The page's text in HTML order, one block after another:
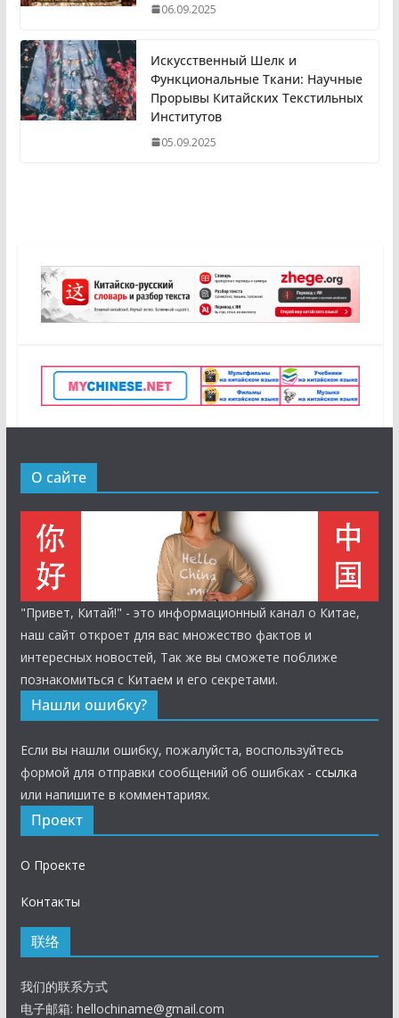
06.09.2025
Искусственный Шелк и
Функциональные Ткани: Научные
Прорывы Китайских Текстильных
Институтов
05.09.2025
О сайте
"Привет, Китай!" - это информационный канал о Китае,
наш сайт откроет для вас множество фактов и
интересных новостей, Так же вы сможете поближе
познакомиться с Китаем и его секретами.
Нашли ошибку?
Если вы нашли ошибку, пожалуйста, воспользуйтесь
формой для отправки сообщений об ошибках - ссылка
или напишите в комментариях.
Проект
О Проекте
Контакты
联络
我们的联系方式
电子邮箱: hellochiname@gmail.com